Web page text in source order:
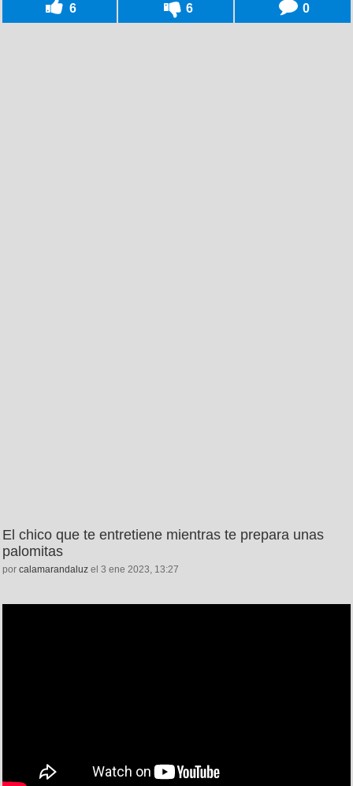
6 6 0
El chico que te entretiene mientras te prepara unas
palomitas
por calamarandaluz el 3 ene 2023, 13:27